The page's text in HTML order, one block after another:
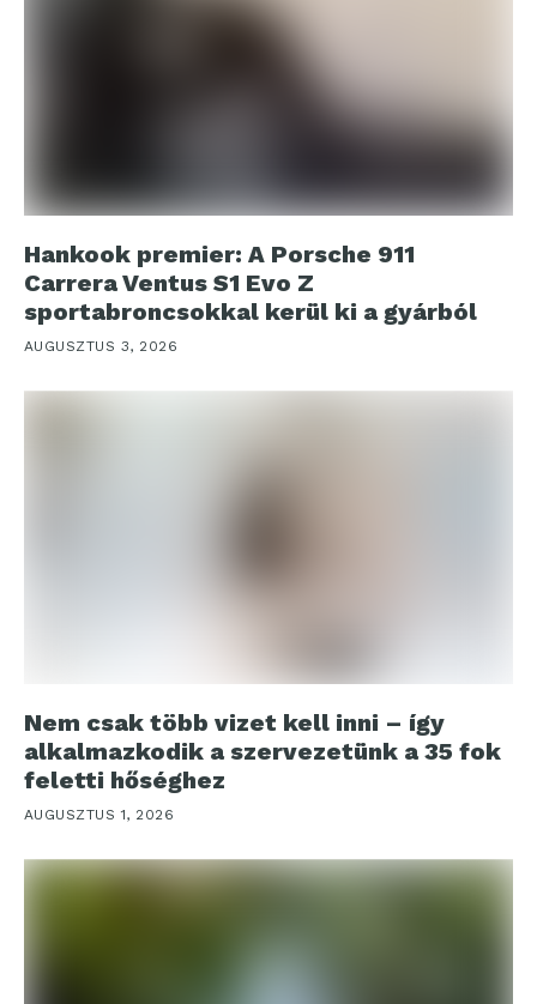
Hankook premier: A Porsche 911
Carrera Ventus S1 Evo Z
sportabroncsokkal kerül ki a gyárból
AUGUSZTUS 3, 2026
Nem csak több vizet kell inni – így
alkalmazkodik a szervezetünk a 35 fok
feletti hőséghez
AUGUSZTUS 1, 2026